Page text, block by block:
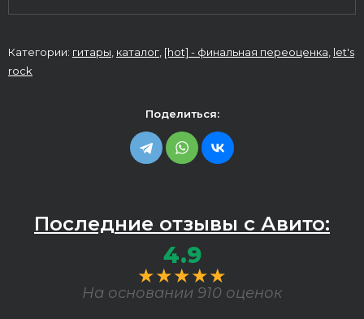
Категории: гитары каталог [hot] - финальная переоценка let's
rock
Поделиться:
Последние отзывы с Авито:
4.9
★★★★★
На основании 910 оценок